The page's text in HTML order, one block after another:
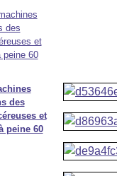
des
et
peine 60